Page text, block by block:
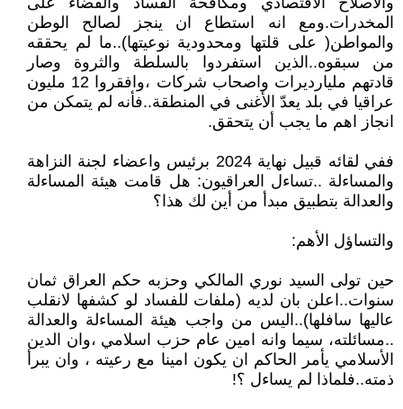
المخدرات.ومع انه استطاع ان ينجز لصالح الوطن
والمواطن( على قلتها ومحدودية نوعيتها)..ما لم يحققه
من سبقوه..الذين استفردوا بالسلطة والثروة وصار
قادتهم مليارديرات واصحاب شركات ،وافقروا 12 مليون
عراقيا في بلد يعدّ الأغنى في المنطقة..فأنه لم يتمكن من
انجاز اهم ما يجب أن يتحقق.
ففي لقائه قبيل نهاية 2024 برئيس واعضاء لجنة النزاهة
والمساءلة ..تساءل العراقيون: هل قامت هيئة المساءلة
والعدالة بتطبيق مبدأ من أين لك هذا؟
والتساؤل الأهم:
حين تولى السيد نوري المالكي وحزبه حكم العراق ثمان
سنوات..اعلن بان لديه (ملفات للفساد لو كشفها لانقلب
عاليها سافلها)..اليس من واجب هيئة المساءلة والعدالة
..مسائلته، سيما وانه امين عام حزب اسلامي ،وان الدين
الأسلامي يأمر الحاكم ان يكون امينا مع رعيته ، وان يبرأ
ذمته..فلماذا لم يساءل ؟!